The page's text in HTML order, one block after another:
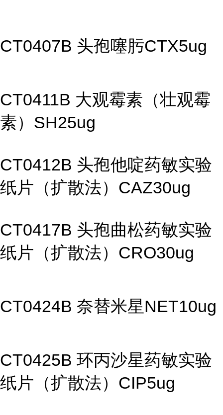
CT0407B 头孢噻肟CTX5ug
CT0411B 大观霉素（壮观霉
素）SH25ug
CT0412B 头孢他啶药敏实验
纸片（扩散法）CAZ30ug
CT0417B 头孢曲松药敏实验
纸片（扩散法）CRO30ug
CT0424B 奈替米星NET10ug
CT0425B 环丙沙星药敏实验
纸片（扩散法）CIP5ug